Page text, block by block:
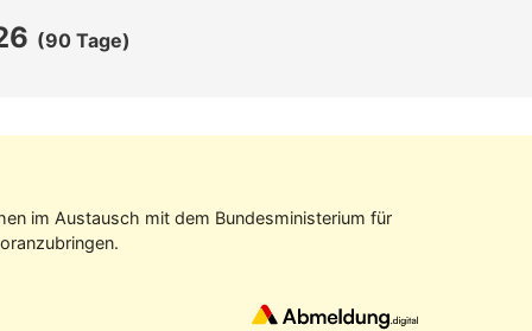
(90 Tage)
im Aus­tausch mit dem Bundes­ministerium für